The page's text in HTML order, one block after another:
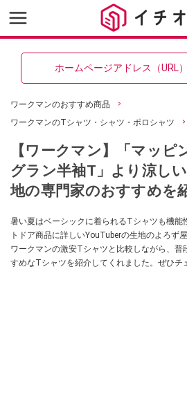
ホームページアドレス（URL
ワークマンのおすすめ商品
ワークマンのTシャツ・シャツ・ポロシャツ
【ワークマン】「マッピ
グラン半袖T」より涼し
地の専門家のおすすめを
暑い夏はベーシックに着られるTシャツも機能
トドア商品に詳しいYouTuberの生地のよろず
ワークマンの激安Tシャツと比較しながら、普
すめなTシャツを紹介してくれました。ぜひチ